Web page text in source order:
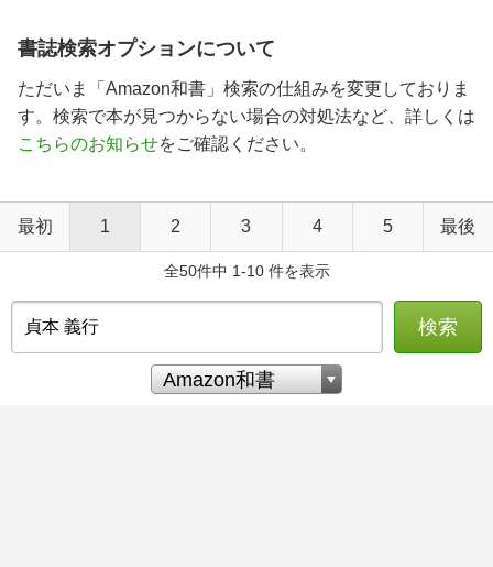
書誌検索オプションについて
ただいま「Amazon和書」検索の仕組みを変更しておりま
す。検索で本が見つからない場合の対処法など、詳しくは
こちらのお知らせをご確認ください。
最初 1 2 3 4 5 最後
全50件中 1-10 件を表示
検索